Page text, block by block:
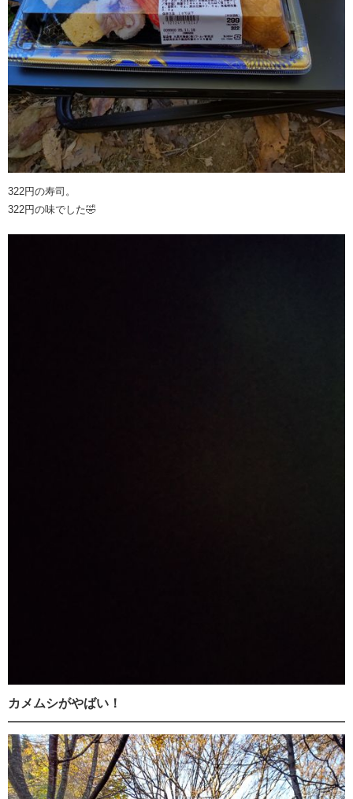
322円の寿司。
322円の味でした🤣
カメムシがやばい！